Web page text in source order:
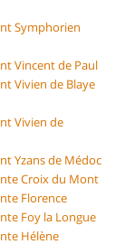
Symphorien
Vincent de Paul
Vivien de Blaye
Vivien de
Yzans de Médoc
Croix du Mont
Florence
Foy la Longue
Hélène